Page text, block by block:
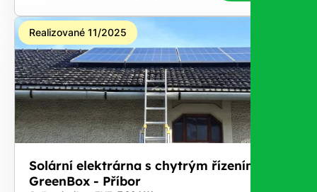
Realizované 11/2025
Solární elektrárna s chytrým řízením
GreenBox - Příbor